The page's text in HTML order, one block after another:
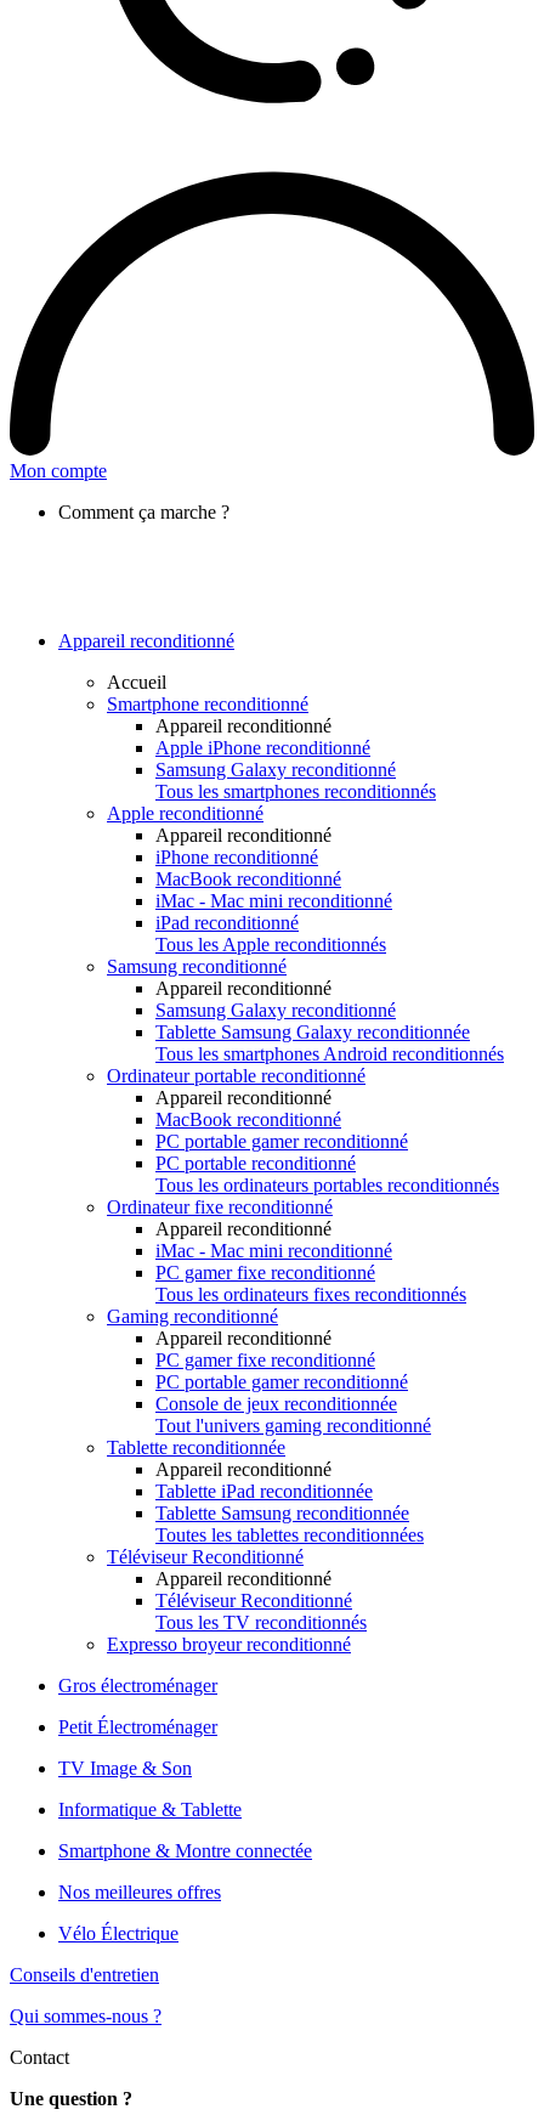
Mon compte
Comment ça marche ?
Appareil reconditionné
Accueil
Smartphone reconditionné
Appareil reconditionné
Apple iPhone reconditionné
Samsung Galaxy reconditionné
Tous les smartphones reconditionnés
Apple reconditionné
Appareil reconditionné
iPhone reconditionné
MacBook reconditionné
iMac - Mac mini reconditionné
iPad reconditionné
Tous les Apple reconditionnés
Samsung reconditionné
Appareil reconditionné
Samsung Galaxy reconditionné
Tablette Samsung Galaxy reconditionnée
Tous les smartphones Android reconditionnés
Ordinateur portable reconditionné
Appareil reconditionné
MacBook reconditionné
PC portable gamer reconditionné
PC portable reconditionné
Tous les ordinateurs portables reconditionnés
Ordinateur fixe reconditionné
Appareil reconditionné
iMac - Mac mini reconditionné
PC gamer fixe reconditionné
Tous les ordinateurs fixes reconditionnés
Gaming reconditionné
Appareil reconditionné
PC gamer fixe reconditionné
PC portable gamer reconditionné
Console de jeux reconditionnée
Tout l'univers gaming reconditionné
Tablette reconditionnée
Appareil reconditionné
Tablette iPad reconditionnée
Tablette Samsung reconditionnée
Toutes les tablettes reconditionnées
Téléviseur Reconditionné
Appareil reconditionné
Téléviseur Reconditionné
Tous les TV reconditionnés
Expresso broyeur reconditionné
Gros électroménager
Petit Électroménager
TV Image & Son
Informatique & Tablette
Smartphone & Montre connectée
Nos meilleures offres
Vélo Électrique
Conseils d'entretien
Qui sommes-nous ?
Contact
Une question ?